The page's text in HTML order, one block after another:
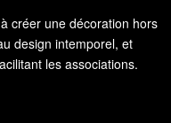
créer une décoration hors
design intemporel, et
les associations.